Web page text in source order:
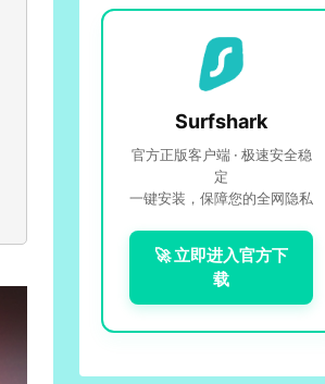
Surfshark
官方正版客户端 · 极速安全稳
定
一键安装，保障您的全网隐私
🚀 立即进入官方下
载